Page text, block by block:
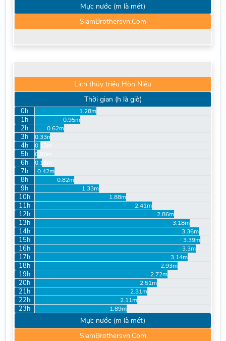
Mực nước (m là mét)
SiamBrothersvn.Com
Lịch thủy triều Hòn Niêu
Thời gian (h là giờ)
0h 1.28m
1h 0.95m
2h 0.62m
3h 0.33m
4h 0.13m
5h 0.06m
6h 0.16m
7h 0.42m
8h 0.82m
9h 1.33m
10h 1.88m
11h 2.41m
12h 2.86m
13h 3.18m
14h 3.36m
15h 3.39m
16h 3.3m
17h 3.14m
18h 2.93m
19h 2.72m
20h 2.51m
21h 2.31m
22h 2.11m
23h 1.89m
Mực nước (m là mét)
SiamBrothersvn.Com